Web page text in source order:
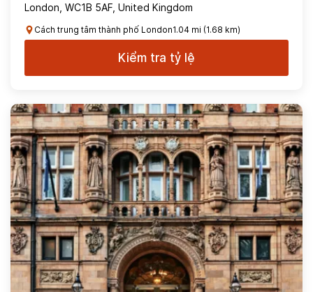
London, WC1B 5AF, United Kingdom
Cách trung tâm thành phố London1.04 mi (1.68 km)
Kiểm tra tỷ lệ